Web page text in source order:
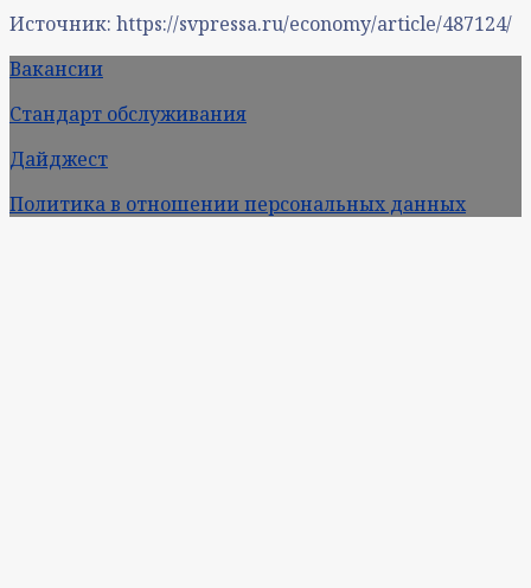
Источник: https://svpressa.ru/economy/article/487124/
Вакансии
Стандарт обслуживания
Дайджест
Политика в отношении персональных данных